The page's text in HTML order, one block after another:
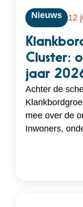
Nieuws 12
Cluster:
jaar
Achter de
mee over de
Inwoners,